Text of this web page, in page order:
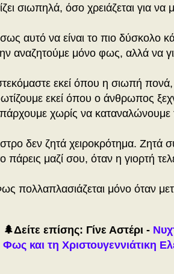
σιωπηλά, όσο χρειάζεται για να
αυτό να είναι το πιο δύσκολο
αναζητούμε μόνο φως, αλλά να
εκεί όπου η σιωπή πονά,
εκεί όπου ο άνθρωπος
χωρίς να καταναλώνουμε
δεν ζητά χειροκρότημα. Ζητά
πάρεις μαζί σου, όταν η γιορτή
πολλαπλασιάζεται μόνο όταν
🌲Δείτε επίσης: Γίνε Αστέρι -
Φως και τη Χριστουγεννιάτικη